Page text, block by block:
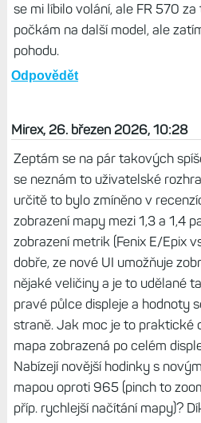
se mi líbilo volání, ale FR 570
počkám na další model, ale
pohodu.
Odpovědět
Mirex, 26. březen 2026, 10:28
Zeptám se na pár takových
se neznám to uživatelské
určitě to bylo zmíněno v
zobrazení mapy mezi 1,3 a 1,4
zobrazení metrik (Fenix E/Epix
dobře, ze nové UI umožňuje
nějaké veličiny a je to udělané
pravé půlce displeje a hodnoty
straně. Jak moc je to praktické
mapa zobrazená po celém
Nabízejí novější hodinky s
mapou oproti 965 (pinch to
příp. rychlejší načítání mapy)?